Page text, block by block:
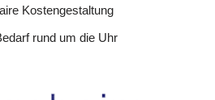
Kostengestaltung
rund um die Uhr